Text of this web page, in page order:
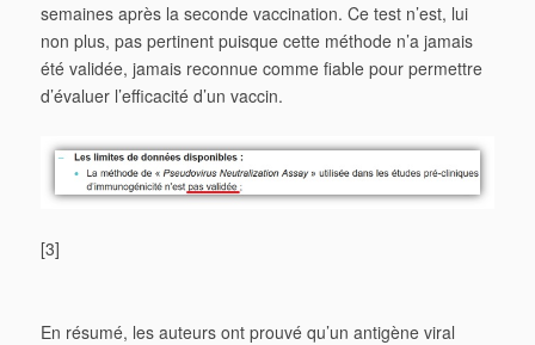
semaines après la seconde vaccination. Ce test n’est, lui
non plus, pas pertinent puisque cette méthode n’a jamais
été validée, jamais reconnue comme fiable pour permettre
d’évaluer l’efficacité d’un vaccin.
[3]
En résumé, les auteurs ont prouvé qu’un antigène viral